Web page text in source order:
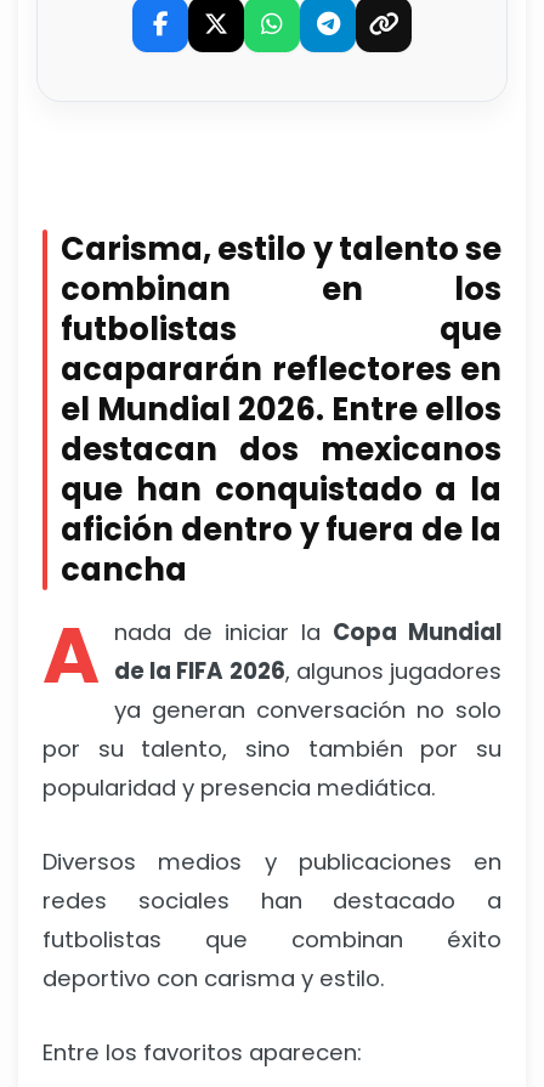
Carisma, estilo y talento se
combinan en los
futbolistas que
acapararán reflectores en
el Mundial 2026. Entre ellos
destacan dos mexicanos
que han conquistado a la
afición dentro y fuera de la
cancha
A nada de iniciar la Copa Mundial
de la FIFA 2026, algunos jugadores
ya generan conversación no solo
por su talento, sino también por su
popularidad y presencia mediática.
Diversos medios y publicaciones en
redes sociales han destacado a
futbolistas que combinan éxito
deportivo con carisma y estilo.
Entre los favoritos aparecen: